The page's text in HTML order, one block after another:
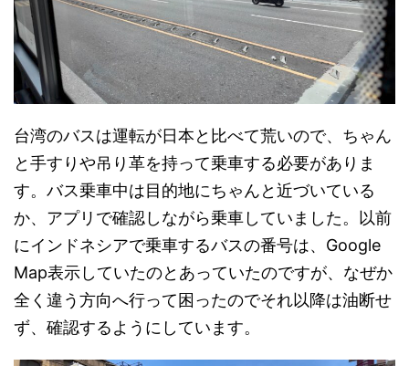
台湾のバスは運転が日本と比べて荒いので、ちゃん
と手すりや吊り革を持って乗車する必要がありま
す。バス乗車中は目的地にちゃんと近づいている
か、アプリで確認しながら乗車していました。以前
にインドネシアで乗車するバスの番号は、Google
Map表示していたのとあっていたのですが、なぜか
全く違う方向へ行って困ったのでそれ以降は油断せ
ず、確認するようにしています。